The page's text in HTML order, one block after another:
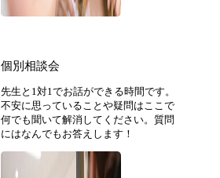
個別相談会
先生と1対1でお話ができる時間です。
不安に思っていることや疑問はここで
何でも聞いて解消してください。質問
にはなんでもお答えします！